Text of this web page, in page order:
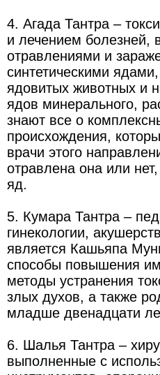
4. Агада Тантра –
и лечением болезней,
отравлениями и
синтетическими
ядовитых животных и
ядов минерального,
знают все о
происхождения,
врачи этого
отравлена она или
яд.
5. Кумара Тантра –
гинекологии,
является Кашьяпа
способы повышения
методы устранения
злых духов, а также
младше двенадцати
6. Шалья Тантра –
выполненные с